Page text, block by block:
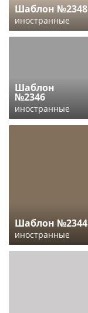
Шаблон №2348
иностранные
Шаблон
№2346
иностранные
Шаблон №2344
иностранные